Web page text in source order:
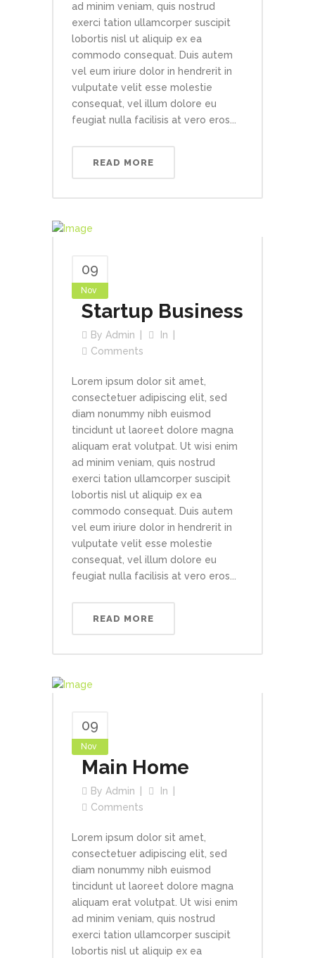
ad minim veniam, quis nostrud
exerci tation ullamcorper suscipit
lobortis nisl ut aliquip ex ea
commodo consequat. Duis autem
vel eum iriure dolor in hendrerit in
vulputate velit esse molestie
consequat, vel illum dolore eu
feugiat nulla facilisis at vero eros...
READ MORE
09
Nov
Startup Business
By Admin
In
Comments
Lorem ipsum dolor sit amet,
consectetuer adipiscing elit, sed
diam nonummy nibh euismod
tincidunt ut laoreet dolore magna
aliquam erat volutpat. Ut wisi enim
ad minim veniam, quis nostrud
exerci tation ullamcorper suscipit
lobortis nisl ut aliquip ex ea
commodo consequat. Duis autem
vel eum iriure dolor in hendrerit in
vulputate velit esse molestie
consequat, vel illum dolore eu
feugiat nulla facilisis at vero eros...
READ MORE
09
Nov
Main Home
By Admin
In
Comments
Lorem ipsum dolor sit amet,
consectetuer adipiscing elit, sed
diam nonummy nibh euismod
tincidunt ut laoreet dolore magna
aliquam erat volutpat. Ut wisi enim
ad minim veniam, quis nostrud
exerci tation ullamcorper suscipit
lobortis nisl ut aliquip ex ea